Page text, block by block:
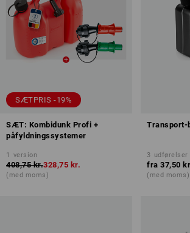
SÆTPRIS -19%
SÆT: Kombidunk Profi +
påfyldningssystemer
1 version
408,75 kr.328,75 kr.
(med moms)
3 udførelser
fra 37,50
(med